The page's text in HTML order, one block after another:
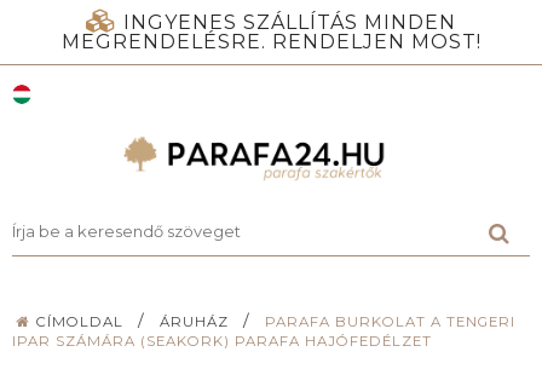
INGYENES SZÁLLÍTÁS MINDEN
MEGRENDELÉSRE. RENDELJEN MOST!
CÍMOLDAL / ÁRUHÁZ /
PARAFA BURKOLAT A TENGERI
IPAR SZÁMÁRA (SEAKORK) PARAFA HAJÓFEDÉLZET